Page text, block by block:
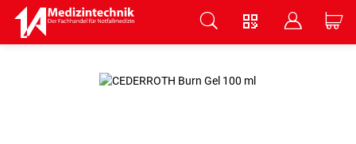
V B C